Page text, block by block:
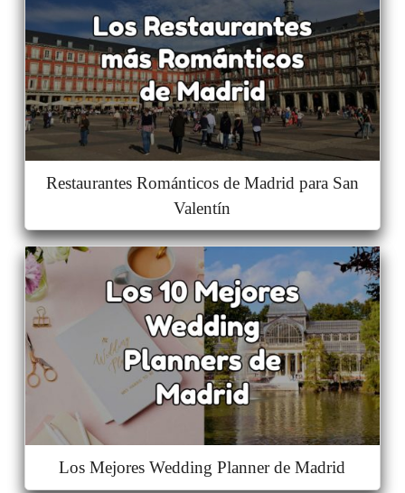
Restaurantes Románticos de Madrid para San
Valentín
Los Mejores Wedding Planner de Madrid